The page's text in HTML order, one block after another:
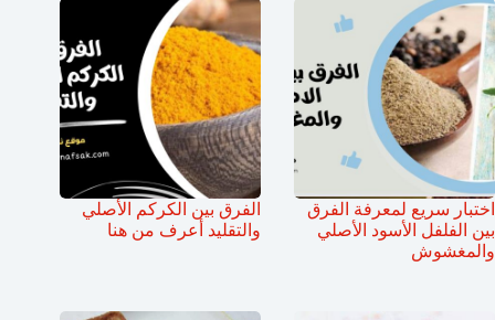
اختبار سريع لمعرفة الفرق
بين الفلفل الأسود الأصلي
والمغشوش
الفرق بين الكركم الأصلي
والتقليد أعرف من هنا